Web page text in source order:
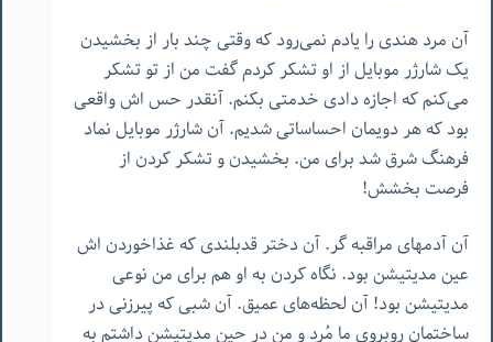
آن مرد هندی را یادم نمی‌رود که وقتی چند بار از بخشیدن
یک شارژر موبایل از او تشکر کردم گفت من از تو تشکر
می‌کنم که اجازه دادی خدمتی بکنم. آنقدر حس اش واقعی
بود که هر دویمان احساساتی شدیم. آن شارژر موبایل نماد
فرهنگ شرق شد برای من. بخشیدن و تشکر کردن از
فرصت بخشش!
آن آدمهای مراقبه گر. آن دختر قدبلندی که غذاخوردن اش
عین مدیتیشن بود. نگاه کردن به او هم برای من نوعی
مدیتیشن بود! آن لحظه‌های عمیق. آن شبی که پیرزنی در
ساختمانِ روبروی ما مُرد و من در حین مدیتیشن داشتم به